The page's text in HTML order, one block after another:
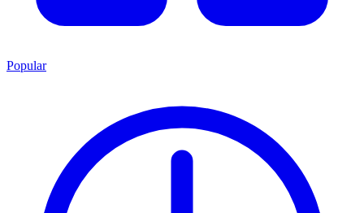
Popular